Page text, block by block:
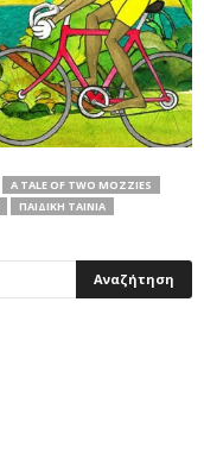
A TALE OF TWO MOZZIES
ΠΑΙΔΙΚΗ ΤΑΙΝΙΑ